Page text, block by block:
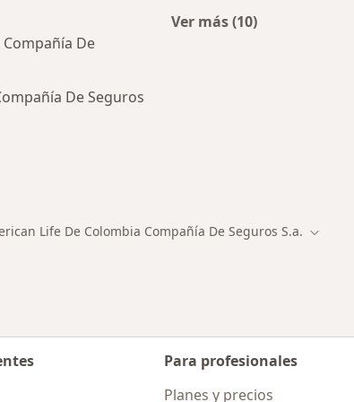
De
De Seguros
Ver más (10)
Life De Colombia Compañía De Seguros S.a.
Para profesionales
Planes y precios